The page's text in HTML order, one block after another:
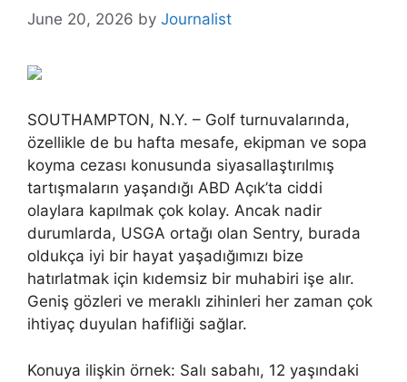
June 20, 2026 by Journalist
SOUTHAMPTON, N.Y. – Golf turnuvalarında,
özellikle de bu hafta mesafe, ekipman ve sopa
koyma cezası konusunda siyasallaştırılmış
tartışmaların yaşandığı ABD Açık’ta ciddi
olaylara kapılmak çok kolay. Ancak nadir
durumlarda, USGA ortağı olan Sentry, burada
oldukça iyi bir hayat yaşadığımızı bize
hatırlatmak için kıdemsiz bir muhabiri işe alır.
Geniş gözleri ve meraklı zihinleri her zaman çok
ihtiyaç duyulan hafifliği sağlar.
Konuya ilişkin örnek: Salı sabahı, 12 yaşındaki